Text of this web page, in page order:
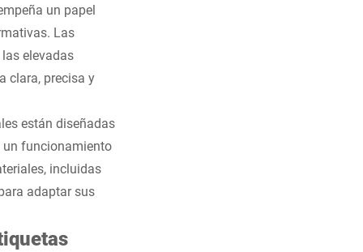
un papel
Las
elevadas
clara, precisa y
están diseñadas
un funcionamiento
incluidas
adaptar sus